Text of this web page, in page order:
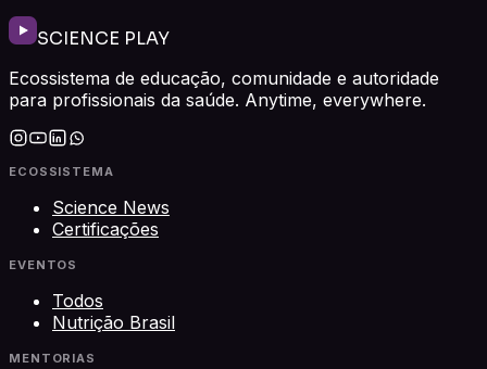
SCIENCE PLAY
Ecossistema de educação, comunidade e autoridade
para profissionais da saúde. Anytime, everywhere.
ECOSSISTEMA
Science News
Certificações
EVENTOS
Todos
Nutrição Brasil
MENTORIAS